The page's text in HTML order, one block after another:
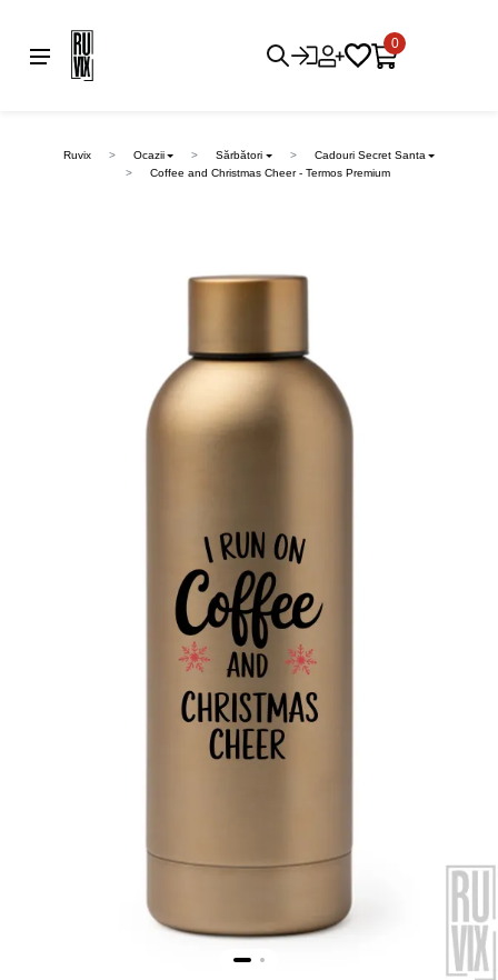
0
Ruvix Ocazii Sărbători
Cadouri Secret Santa
Coffee and Christmas Cheer - Termos Premium